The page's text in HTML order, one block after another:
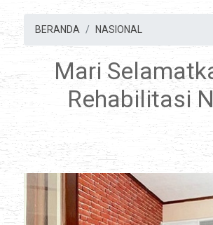
BERANDA NASIONAL
Mari
Rehabilitasi